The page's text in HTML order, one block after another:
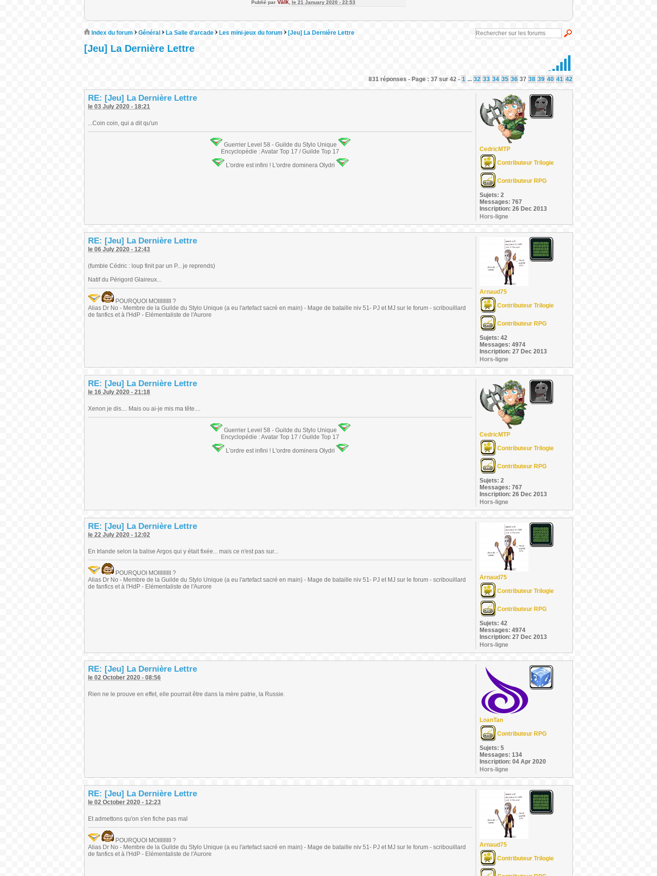
Publié par Valk le 21 January 2020 - 22:53
Index du forum Général La Salle d'arcade Les mini-jeux du forum [Jeu] La Dernière Lettre
[Jeu] La Dernière Lettre
831 réponses - Page : 37 sur 42 - 1 ... 32 33 34 35 36 37 38 39 40 41 42
RE: [Jeu] La Dernière Lettre
le 03 July 2020 - 18:21
...Coin coin, qui a dit qu'un
Guerrier Level 58 - Guilde du Stylo Unique
Encyclopédie : Avatar Top 17 / Guilde Top 17
L'ordre est infini ! L'ordre dominera Olydri
CedricMTP
Contributeur Trilogie
Contributeur RPG
Sujets: 2
Messages: 767
Inscription: 26 Dec 2013
Hors-ligne
RE: [Jeu] La Dernière Lettre
le 06 July 2020 - 12:43
(fumble Cédric : loup finit par un P... je reprends)
Natif du Périgord Glaireux...
POURQUOI MOIIIIIIIII ?
Alias Dr No - Membre de la Guilde du Stylo Unique (a eu l'artefact sacré en main) - Mage de bataille niv 51- PJ et MJ sur le forum - scribouillard
de fanfics et à l'HdP - Elémentaliste de l'Aurore
Arnaud75
Contributeur Trilogie
Contributeur RPG
Sujets: 42
Messages: 4974
Inscription: 27 Dec 2013
Hors-ligne
RE: [Jeu] La Dernière Lettre
le 16 July 2020 - 21:18
Xenon je dis.... Mais ou ai-je mis ma tête....
Guerrier Level 58 - Guilde du Stylo Unique
Encyclopédie : Avatar Top 17 / Guilde Top 17
L'ordre est infini ! L'ordre dominera Olydri
CedricMTP
Contributeur Trilogie
Contributeur RPG
Sujets: 2
Messages: 767
Inscription: 26 Dec 2013
Hors-ligne
RE: [Jeu] La Dernière Lettre
le 22 July 2020 - 12:02
En Irlande selon la balise Argos qui y était fixée... mais ce n'est pas sur...
POURQUOI MOIIIIIIIII ?
Alias Dr No - Membre de la Guilde du Stylo Unique (a eu l'artefact sacré en main) - Mage de bataille niv 51- PJ et MJ sur le forum - scribouillard
de fanfics et à l'HdP - Elémentaliste de l'Aurore
Arnaud75
Contributeur Trilogie
Contributeur RPG
Sujets: 42
Messages: 4974
Inscription: 27 Dec 2013
Hors-ligne
RE: [Jeu] La Dernière Lettre
le 02 October 2020 - 08:56
Rien ne le prouve en effet, elle pourrait être dans la mère patrie, la Russie.
LoanTan
Contributeur RPG
Sujets: 5
Messages: 134
Inscription: 04 Apr 2020
Hors-ligne
RE: [Jeu] La Dernière Lettre
le 02 October 2020 - 12:23
Et admettons qu'on s'en fiche pas mal
POURQUOI MOIIIIIIIII ?
Alias Dr No - Membre de la Guilde du Stylo Unique (a eu l'artefact sacré en main) - Mage de bataille niv 51- PJ et MJ sur le forum - scribouillard
de fanfics et à l'HdP - Elémentaliste de l'Aurore
Arnaud75
Contributeur Trilogie